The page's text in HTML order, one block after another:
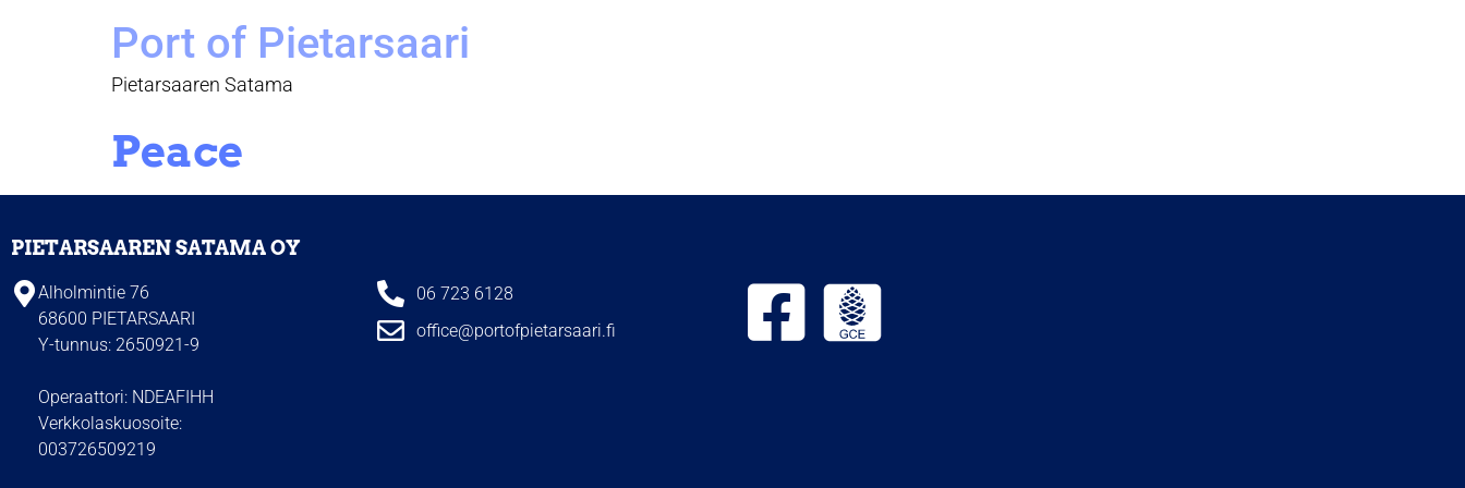
Port of Pietarsaari
Pietarsaaren Satama
Peace
PIETARSAAREN SATAMA OY
Alholmintie 76
68600 PIETARSAARI
Y-tunnus: 2650921-9
Operaattori: NDEAFIHH
Verkkolaskuosoite:
003726509219
06 723 6128
office@portofpietarsaari.fi